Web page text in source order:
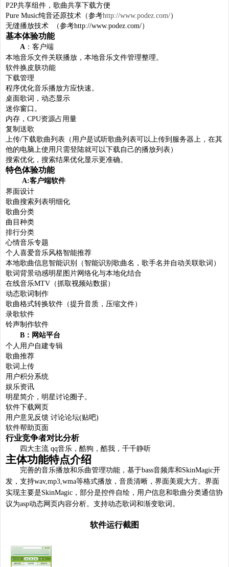
P2P共享组件，歌曲共享下载方便
Pure Music纯音还原技术（参考http://www.podez.com/）
无缝播放技术 （参考http://www.podez.com/）
基本体验功能
A ：客户端
本地音乐文件关联播放，本地音乐文件管理整理。
软件换皮肤功能
下载管理
程序优化音乐播放方应快速。
桌面歌词，动态显示
迷你窗口。
内存，CPU资源占用量
复制送歌
上传/下载歌曲列表（用户是试听歌曲列表可以上传到服务器上，在其
他的电脑上使用只需登陆就可以下载自己的播放列表）
搜索优化，搜索结果优化显示更准确。
特色体验功能
A:客户端软件
界面设计
歌曲搜索列表明细化
歌曲分类
曲目种类
排行分类
心情音乐专题
个人喜爱音乐风格智能推荐
本地歌曲信息智能识别（智能识别歌曲名，歌手名并自动关联歌词）
歌词背景动感明星图片网络化与本地化结合
在线音乐MTV（抓取视频站数据）
动态歌词制作
歌曲格式转换软件（提升音质，压缩文件）
录歌软件
铃声制作软件
B：网站平台
个人用户自建专辑
歌曲推荐
歌词上传
用户积分系统
娱乐资讯
明星简介，明星讨论圈子。
软件下载网页
用户意见反馈 讨论论坛(贴吧)
软件帮助页面
行业竞争者对比分析
四大主流 qq音乐，酷狗，酷我，千千静听
主体功能特点介绍
完善的音乐播放和乐曲管理功能，基于bass音频库和SkinMagic开
发，支持wav,mp3,wma等格式播放，音质清晰，界面美观大方。界面
实现主要是SkinMagic，部分是控件自绘，用户信息和歌曲分类通信协
议为asp动态网页内容分析。支持动态歌词和渐变歌词。
软件运行截图